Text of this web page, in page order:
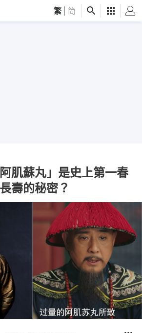
繁 简
阿肌蘇丸」是史上第一春
壽的秘密？